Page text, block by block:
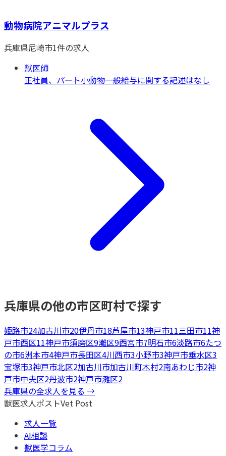
動物病院アニマルプラス
兵庫県尼崎市1件の求人
獣医師
正社員、パート小動物一般給与に関する記述はなし
兵庫県の他の市区町村で探す
姫路市24加古川市20伊丹市18芦屋市13神戸市11三田市11神
戸市西区11神戸市須磨区9灘区9西宮市7明石市6淡路市6たつ
の市6洲本市4神戸市長田区4川西市3小野市3神戸市垂水区3
宝塚市3神戸市北区2加古川市加古川町木村2南あわじ市2神
戸市中央区2丹波市2神戸市灘区2
兵庫県の全求人を見る →
獣医求人ポストVet Post
求人一覧
AI相談
獣医学コラム